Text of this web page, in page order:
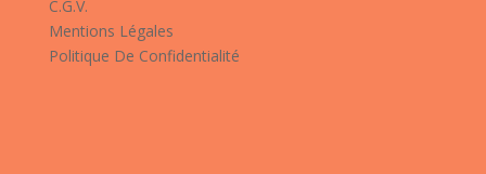
C.G.V.
Mentions Légales
Politique De Confidentialité